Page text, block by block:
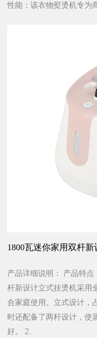
性能：该衣物熨烫机专为
1800瓦迷你家用双杆
产品详细说明： 产品特点： 1.外观设计：1800W迷你家用双
杆新设计立式挂烫机采用
合家庭使用。立式设计，
时还配备了两杆设计，使
好。 2...